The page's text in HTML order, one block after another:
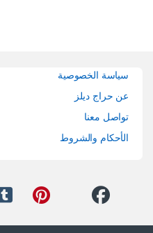
سياسة الخصوصية
عن حراج ديلز
تواصل معنا
الأحكام والشروط